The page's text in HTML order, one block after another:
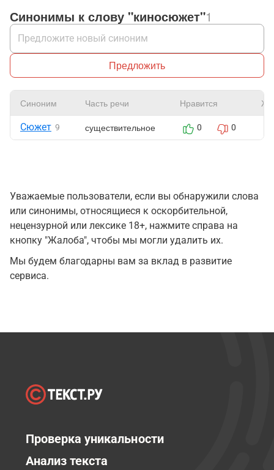
Синонимы к слову "киносюжет"1
Предложить
Синоним Часть речи Нравится
Сюжет 9 существительное 0 0
Уважаемые пользователи, если вы обнаружили слова
или синонимы, относящиеся к оскорбительной,
нецензурной или лексике 18+, нажмите справа на
кнопку "Жалоба", чтобы мы могли удалить их.
Мы будем благодарны вам за вклад в развитие
сервиса.
Проверка уникальности
Анализ текста